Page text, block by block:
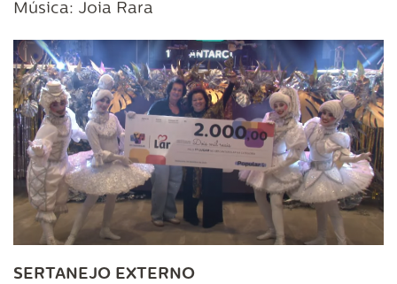
Música: Joia Rara
SERTANEJO EXTERNO